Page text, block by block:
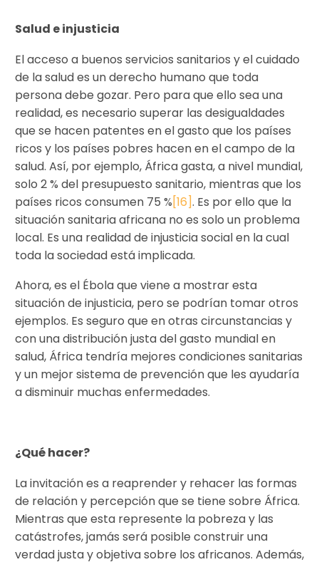
Salud e injusticia
El acceso a buenos servicios sanitarios y el cuidado
de la salud es un derecho humano que toda
persona debe gozar. Pero para que ello sea una
realidad, es necesario superar las desigualdades
que se hacen patentes en el gasto que los países
ricos y los países pobres hacen en el campo de la
salud. Así, por ejemplo, África gasta, a nivel mundial,
solo 2 % del presupuesto sanitario, mientras que los
países ricos consumen 75 %[16]. Es por ello que la
situación sanitaria africana no es solo un problema
local. Es una realidad de injusticia social en la cual
toda la sociedad está implicada.
Ahora, es el Ébola que viene a mostrar esta
situación de injusticia, pero se podrían tomar otros
ejemplos. Es seguro que en otras circunstancias y
con una distribución justa del gasto mundial en
salud, África tendría mejores condiciones sanitarias
y un mejor sistema de prevención que les ayudaría
a disminuir muchas enfermedades.
¿Qué hacer?
La invitación es a reaprender y rehacer las formas
de relación y percepción que se tiene sobre África.
Mientras que esta represente la pobreza y las
catástrofes, jamás será posible construir una
verdad justa y objetiva sobre los africanos. Además,